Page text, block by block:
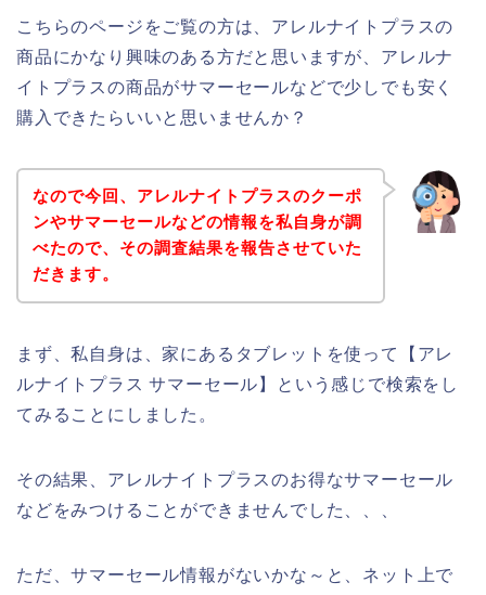
こちらのページをご覧の方は、アレルナイトプラスの
商品にかなり興味のある方だと思いますが、アレルナ
イトプラスの商品がサマーセールなどで少しでも安く
購入できたらいいと思いませんか？
なので今回、アレルナイトプラスのクーポ
ンやサマーセールなどの情報を私自身が調
べたので、その調査結果を報告させていた
だきます。
まず、私自身は、家にあるタブレットを使って【アレ
ルナイトプラス サマーセール】という感じで検索をし
てみることにしました。
その結果、アレルナイトプラスのお得なサマーセール
などをみつけることができませんでした、、、
ただ、サマーセール情報がないかな～と、ネット上で